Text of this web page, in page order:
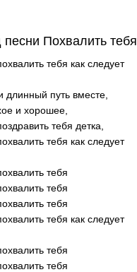
Похвалить тебя
тебя как следует
путь вместе,
и хорошее,
тебя детка,
тебя как следует
тебя
тебя
тебя
тебя как следует
тебя
тебя